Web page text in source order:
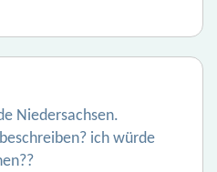
Niedersachsen.
ich würde